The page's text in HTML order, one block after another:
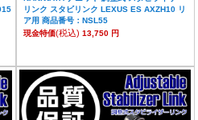
リンク スタビリンク LEXUS ES AXZH10 リ
ア用 商品番号：NSL55
現金特価(税込) 13,750 円